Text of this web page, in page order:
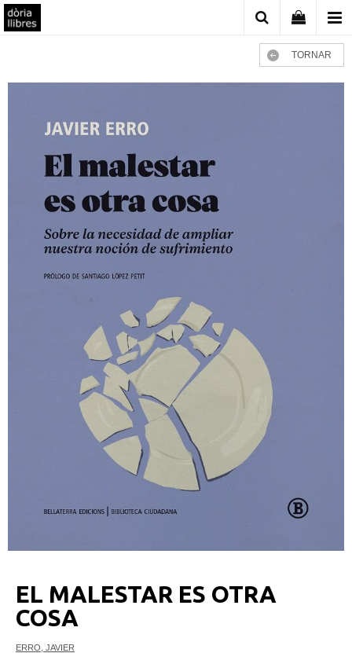
TORNAR
EL MALESTAR ES OTRA
COSA
ERRO, JAVIER